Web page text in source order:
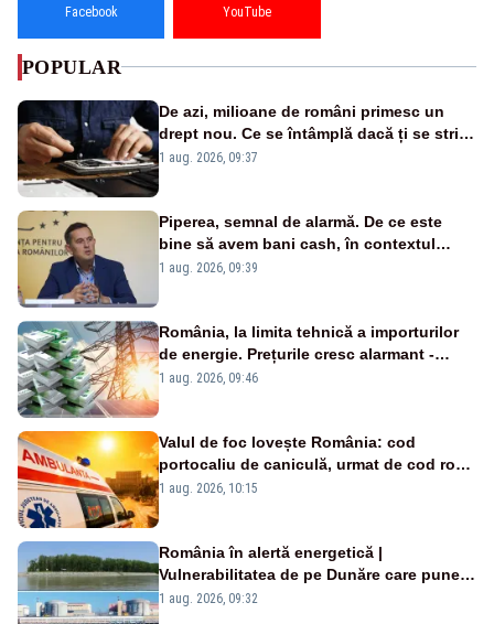
Facebook YouTube
POPULAR
De azi, milioane de români primesc un
drept nou. Ce se întâmplă dacă ți se strică
un produs
1 aug. 2026, 09:37
Piperea, semnal de alarmă. De ce este
bine să avem bani cash, în contextul
alertei energetice?
1 aug. 2026, 09:39
România, la limita tehnică a importurilor
de energie. Prețurile cresc alarmant -
Analiză Realitatea Plus
1 aug. 2026, 09:46
Valul de foc lovește România: cod
portocaliu de caniculă, urmat de cod roșu
duminică. Temperaturile urcă spre 40°C
1 aug. 2026, 10:15
România în alertă energetică |
Vulnerabilitatea de pe Dunăre care pune
în pericol Centrala Cernavodă era
1 aug. 2026, 09:32